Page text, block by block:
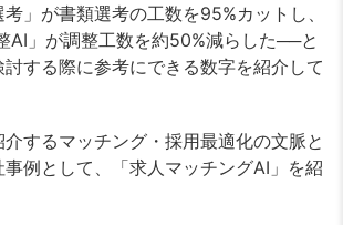
」が書類選考の工数を95%カットし、
AI」が調整工数を約50%減らした──と
する際に参考にできる数字を紹介して
するマッチング・採用最適化の文脈と
例として、「求人マッチングAI」を紹